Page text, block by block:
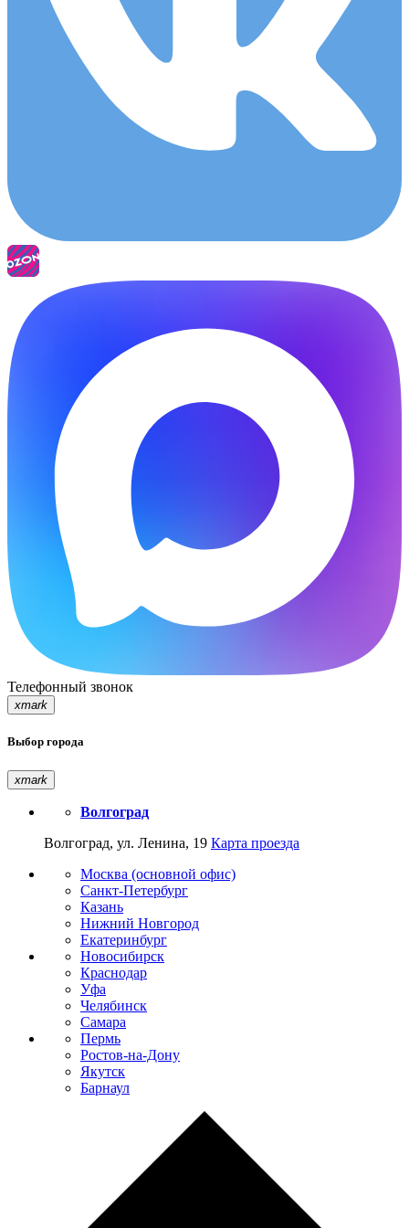
Телефонный звонок
xmark
Выбор города
xmark
Волгоград
Волгоград, ул. Ленина, 19 Карта проезда
Москва (основной офис)
Санкт-Петербург
Казань
Нижний Новгород
Екатеринбург
Новосибирск
Краснодар
Уфа
Челябинск
Самара
Пермь
Ростов-на-Дону
Якутск
Барнаул